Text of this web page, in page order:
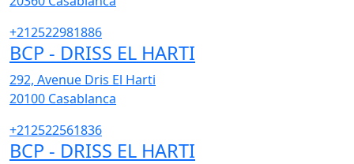
+212522981886
BCP - DRISS EL HARTI
292, Avenue Dris El Harti
20100 Casablanca
+212522561836
BCP - DRISS EL HARTI